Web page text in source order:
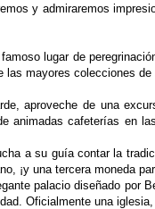
y admiraremos
lugar de
las mayores colecciones
aproveche de una
animadas cafeterías en
a su guía contar la
¡y una tercera moneda
palacio diseñado por
Oficialmente una